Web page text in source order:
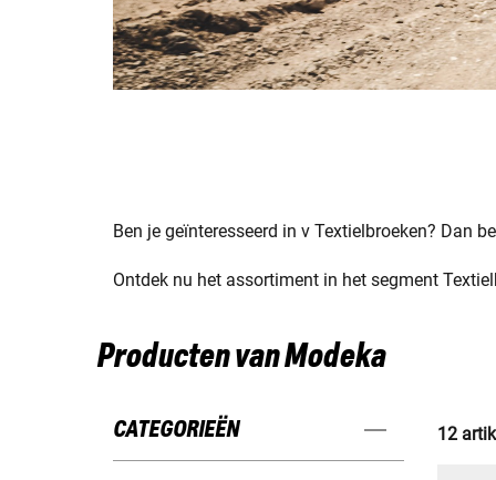
Ben je geïnteresseerd in v Textielbroeken? Dan
Ontdek nu het assortiment in het segment
Producten van Modeka
CATEGORIEËN 12